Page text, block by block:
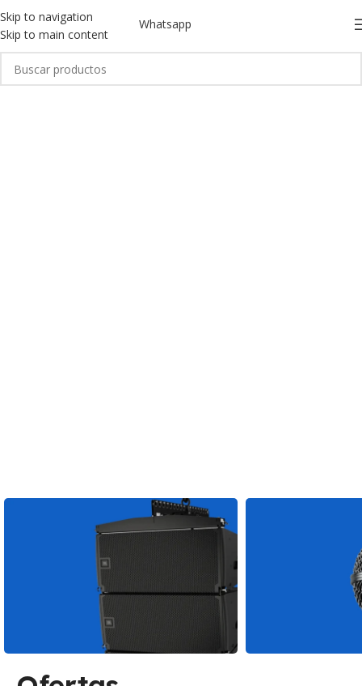
Skip to navigation
Skip to main content
Whatsapp
SONIDO PROFESIONAL